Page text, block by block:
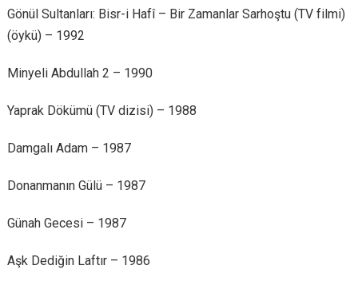
Gönül Sultanları: Bisr-i Hafî – Bir Zamanlar Sarhoştu (TV filmi)
(öykü) – 1992
Minyeli Abdullah 2 – 1990
Yaprak Dökümü (TV dizisi) – 1988
Damgalı Adam – 1987
Donanmanın Gülü – 1987
Günah Gecesi – 1987
Aşk Dediğin Laftır – 1986